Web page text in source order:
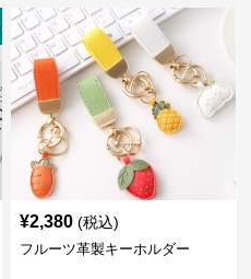
¥2,380 (税込)
フルーツ革製キーホルダー